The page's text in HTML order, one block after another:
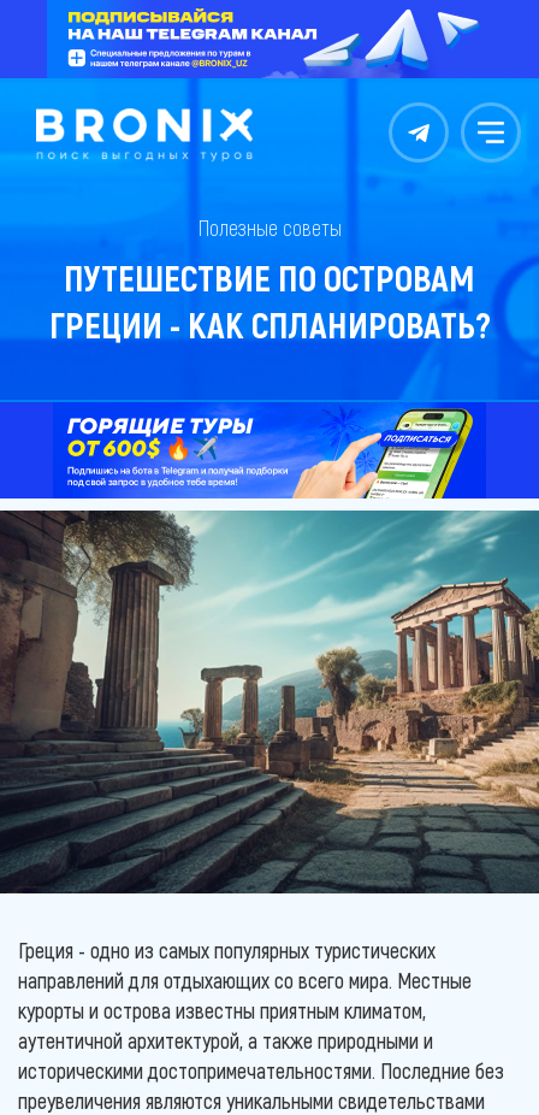
Контакты Меню
Полезные советы
ПУТЕШЕСТВИЕ ПО ОСТРОВАМ
ГРЕЦИИ - КАК СПЛАНИРОВАТЬ?
Греция - одно из самых популярных туристических
направлений для отдыхающих со всего мира. Местные
курорты и острова известны приятным климатом,
аутентичной архитектурой, а также природными и
историческими достопримечательностями. Последние без
преувеличения являются уникальными свидетельствами